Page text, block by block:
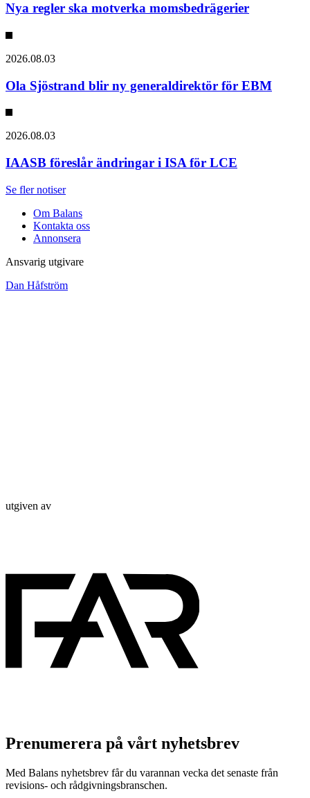
Nya regler ska motverka momsbedrägerier
2026.08.03
Ola Sjöstrand blir ny generaldirektör för EBM
2026.08.03
IAASB föreslår ändringar i ISA för LCE
Se fler notiser
Om Balans
Kontakta oss
Annonsera
Ansvarig utgivare
Dan Håfström
utgiven av
Prenumerera på vårt nyhetsbrev
Med Balans nyhetsbrev får du varannan vecka det senaste från
revisions- och rådgivningsbranschen.